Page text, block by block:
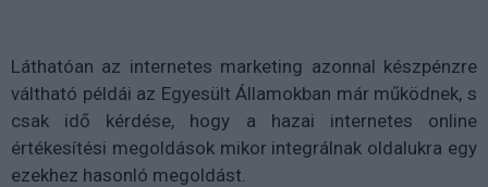
Láthatóan az internetes marketing azonnal készpénzre
váltható példái az Egyesült Államokban már működnek, s
csak idő kérdése, hogy a hazai internetes online
értékesítési megoldások mikor integrálnak oldalukra egy
ezekhez hasonló megoldást.